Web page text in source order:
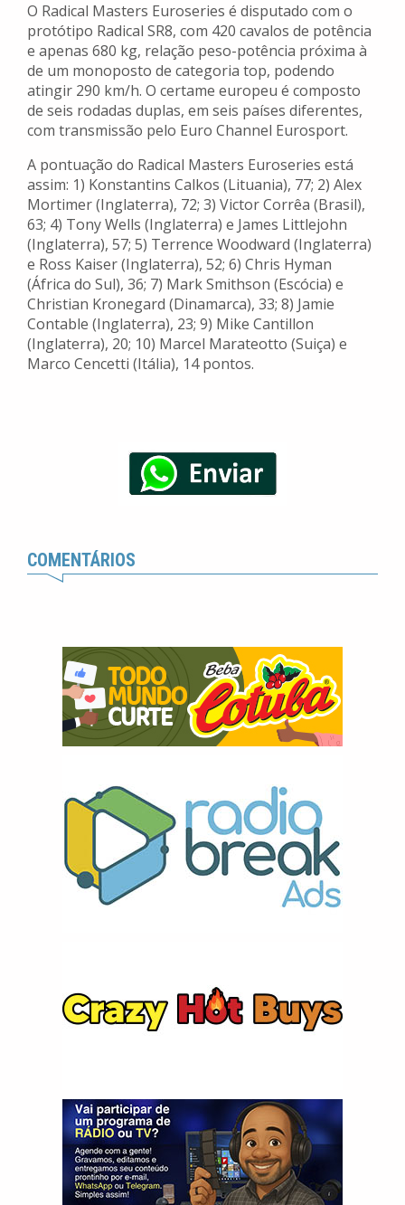
O Radical Masters Euroseries é disputado com o
protótipo Radical SR8, com 420 cavalos de potência
e apenas 680 kg, relação peso-potência próxima à
de um monoposto de categoria top, podendo
atingir 290 km/h. O certame europeu é composto
de seis rodadas duplas, em seis países diferentes,
com transmissão pelo Euro Channel Eurosport.
A pontuação do Radical Masters Euroseries está
assim: 1) Konstantins Calkos (Lituania), 77; 2) Alex
Mortimer (Inglaterra), 72; 3) Victor Corrêa (Brasil),
63; 4) Tony Wells (Inglaterra) e James Littlejohn
(Inglaterra), 57; 5) Terrence Woodward (Inglaterra)
e Ross Kaiser (Inglaterra), 52; 6) Chris Hyman
(África do Sul), 36; 7) Mark Smithson (Escócia) e
Christian Kronegard (Dinamarca), 33; 8) Jamie
Contable (Inglaterra), 23; 9) Mike Cantillon
(Inglaterra), 20; 10) Marcel Marateotto (Suiça) e
Marco Cencetti (Itália), 14 pontos.
COMENTÁRIOS